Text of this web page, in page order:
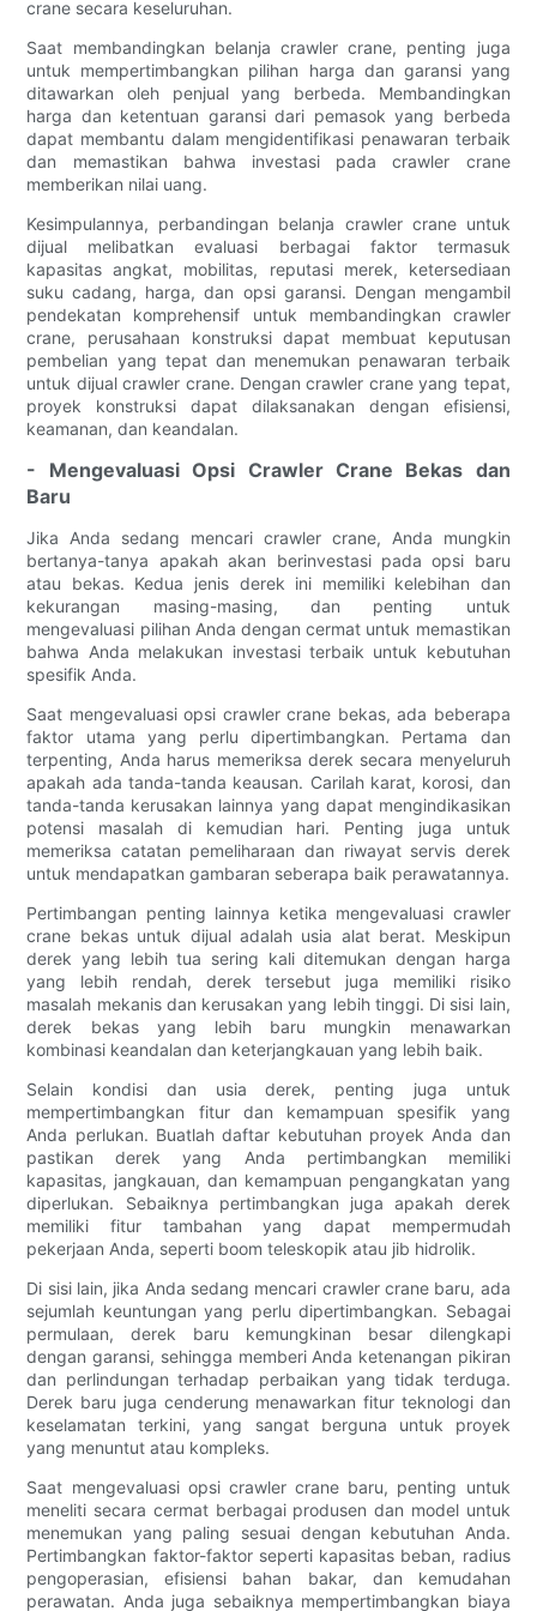
crane secara keseluruhan.
Saat membandingkan belanja crawler crane, penting juga
untuk mempertimbangkan pilihan harga dan garansi yang
ditawarkan oleh penjual yang berbeda. Membandingkan
harga dan ketentuan garansi dari pemasok yang berbeda
dapat membantu dalam mengidentifikasi penawaran terbaik
dan memastikan bahwa investasi pada crawler crane
memberikan nilai uang.
Kesimpulannya, perbandingan belanja crawler crane untuk
dijual melibatkan evaluasi berbagai faktor termasuk
kapasitas angkat, mobilitas, reputasi merek, ketersediaan
suku cadang, harga, dan opsi garansi. Dengan mengambil
pendekatan komprehensif untuk membandingkan crawler
crane, perusahaan konstruksi dapat membuat keputusan
pembelian yang tepat dan menemukan penawaran terbaik
untuk dijual crawler crane. Dengan crawler crane yang tepat,
proyek konstruksi dapat dilaksanakan dengan efisiensi,
keamanan, dan keandalan.
- Mengevaluasi Opsi Crawler Crane Bekas dan
Baru
Jika Anda sedang mencari crawler crane, Anda mungkin
bertanya-tanya apakah akan berinvestasi pada opsi baru
atau bekas. Kedua jenis derek ini memiliki kelebihan dan
kekurangan masing-masing, dan penting untuk
mengevaluasi pilihan Anda dengan cermat untuk memastikan
bahwa Anda melakukan investasi terbaik untuk kebutuhan
spesifik Anda.
Saat mengevaluasi opsi crawler crane bekas, ada beberapa
faktor utama yang perlu dipertimbangkan. Pertama dan
terpenting, Anda harus memeriksa derek secara menyeluruh
apakah ada tanda-tanda keausan. Carilah karat, korosi, dan
tanda-tanda kerusakan lainnya yang dapat mengindikasikan
potensi masalah di kemudian hari. Penting juga untuk
memeriksa catatan pemeliharaan dan riwayat servis derek
untuk mendapatkan gambaran seberapa baik perawatannya.
Pertimbangan penting lainnya ketika mengevaluasi crawler
crane bekas untuk dijual adalah usia alat berat. Meskipun
derek yang lebih tua sering kali ditemukan dengan harga
yang lebih rendah, derek tersebut juga memiliki risiko
masalah mekanis dan kerusakan yang lebih tinggi. Di sisi lain,
derek bekas yang lebih baru mungkin menawarkan
kombinasi keandalan dan keterjangkauan yang lebih baik.
Selain kondisi dan usia derek, penting juga untuk
mempertimbangkan fitur dan kemampuan spesifik yang
Anda perlukan. Buatlah daftar kebutuhan proyek Anda dan
pastikan derek yang Anda pertimbangkan memiliki
kapasitas, jangkauan, dan kemampuan pengangkatan yang
diperlukan. Sebaiknya pertimbangkan juga apakah derek
memiliki fitur tambahan yang dapat mempermudah
pekerjaan Anda, seperti boom teleskopik atau jib hidrolik.
Di sisi lain, jika Anda sedang mencari crawler crane baru, ada
sejumlah keuntungan yang perlu dipertimbangkan. Sebagai
permulaan, derek baru kemungkinan besar dilengkapi
dengan garansi, sehingga memberi Anda ketenangan pikiran
dan perlindungan terhadap perbaikan yang tidak terduga.
Derek baru juga cenderung menawarkan fitur teknologi dan
keselamatan terkini, yang sangat berguna untuk proyek
yang menuntut atau kompleks.
Saat mengevaluasi opsi crawler crane baru, penting untuk
meneliti secara cermat berbagai produsen dan model untuk
menemukan yang paling sesuai dengan kebutuhan Anda.
Pertimbangkan faktor-faktor seperti kapasitas beban, radius
pengoperasian, efisiensi bahan bakar, dan kemudahan
perawatan. Anda juga sebaiknya mempertimbangkan biaya